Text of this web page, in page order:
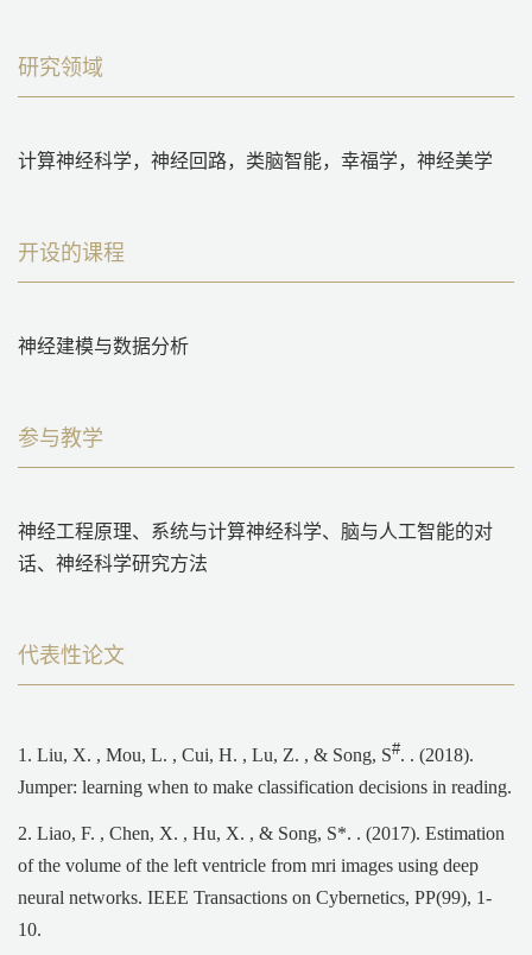
研究领域
计算神经科学， 神经回路，类脑智能，幸福学，神经美学
开设的课程
神经建模与数据分析
参与教学
神经工程原理、系统与计算神经科学、脑与人工智能的对
话、神经科学研究方法
代表性论文
1. Liu, X. , Mou, L. , Cui, H. , Lu, Z. , & Song, S#. . (2018).
Jumper: learning when to make classification decisions in reading.
2. Liao, F. , Chen, X. , Hu, X. , & Song, S*. . (2017). Estimation
of the volume of the left ventricle from mri images using deep
neural networks. IEEE Transactions on Cybernetics, PP(99), 1-
10.